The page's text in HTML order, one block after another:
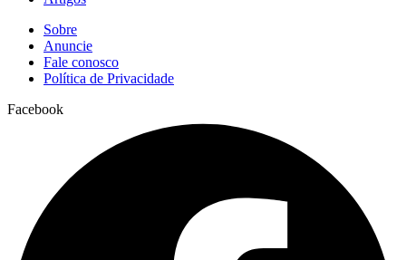
Sobre
Anuncie
Fale conosco
Política de Privacidade
Facebook